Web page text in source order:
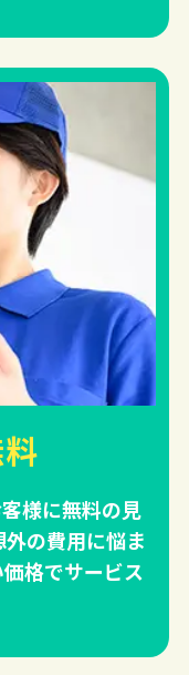
様に無料の見
の費用に悩ま
格でサービス